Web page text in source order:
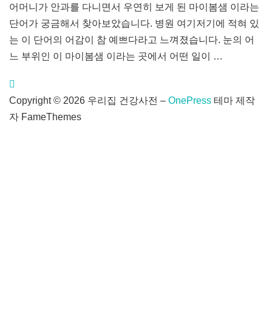
어머니가 안과를 다니면서 우연히 보게 된 마이봄샘 이라는
단어가 궁금해서 찾아보았습니다. 병원 여기저기에 적혀 있
는 이 단어의 어감이 참 예쁘다라고 느껴졌습니다. 눈의 어
느 부위인 이 마이봄샘 이라는 곳에서 어떤 일이 …
Copyright © 2026 우리집 건강사전 – OnePress 테마 제작
자 FameThemes